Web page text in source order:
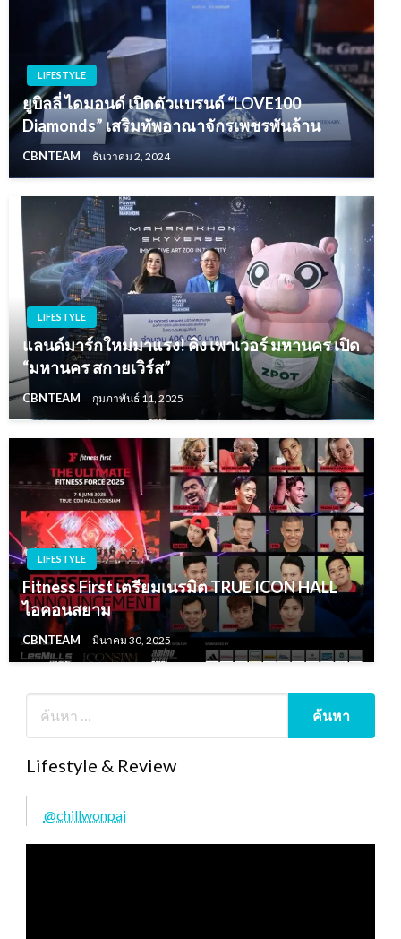
LIFESTYLE
ยูบิลลี่ ไดมอนด์ เปิดตัวแบรนด์ “LOVE100
Diamonds” เสริมทัพอาณาจักรเพชรพันล้าน
CBNTEAM ธันวาคม 2, 2024
LIFESTYLE
แลนด์มาร์กใหม่มาแรง! คิง เพาเวอร์ มหานคร เปิด
“มหานคร สกายเวิร์ส”
CBNTEAM กุมภาพันธ์ 11, 2025
LIFESTYLE
Fitness First เตรียมเนรมิต TRUE ICON HALL
ไอคอนสยาม
CBNTEAM มีนาคม 30, 2025
Lifestyle & Review
@chillwonpai